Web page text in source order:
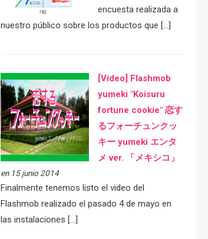
encuesta realizada a
nuestro público sobre los productos que […]
[Video] Flashmob
yumeki "Koisuru
fortune cookie" 恋す
るフォーチュンクッ
キー yumeki エンタ
メ ver. 「メキシコ」
en 15 junio 2014
Finalmente tenemos listo el video del
Flashmob realizado el pasado 4 de mayo en
las instalaciones […]